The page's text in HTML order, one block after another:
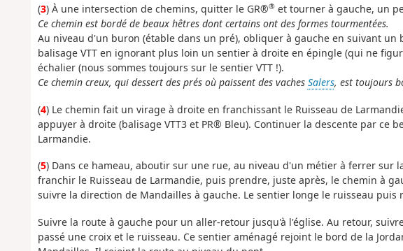
(3) À une intersection de chemins, quitter le GR®®et tourner à gauche, un
Ce chemin est bordé de beaux hêtres dont certains ont des formes tourmentées.
Au niveau d'un buron (étable dans un pré), obliquer à gauche en suivant un
balisage VTT en ignorant plus loin un sentier à droite en épingle (qui ne
échalier (nous sommes toujours sur le sentier VTT !).
Ce chemin creux, qui dessert des prés où paissent des vaches Salers, est toujours
(4) Le chemin fait un virage à droite en franchissant le Ruisseau de
appuyer à droite (balisage VTT3 et PR® Bleu). Continuer la descente par ce
Larmandie.
(5) Dans ce hameau, aboutir sur une rue, au niveau d'un métier à ferrer sur
franchir le Ruisseau de Larmandie, puis prendre, juste après, le chemin à
suivre la direction de Mandailles à gauche. Le sentier longe le ruisseau puis
Suivre la route à gauche pour un aller-retour jusqu'à l'église. Au retour,
passé une croix et le ruisseau. Ce sentier aménagé rejoint le bord de la